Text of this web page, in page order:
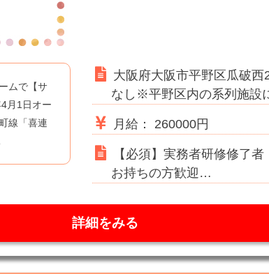
大阪府大阪市平野区瓜破西
なし※平野区内の系列施設
月給： 260000円
【必須】実務者研修修了
お持ちの方歓迎…
ムで【サ
月1日オー
線「喜連
詳細をみる